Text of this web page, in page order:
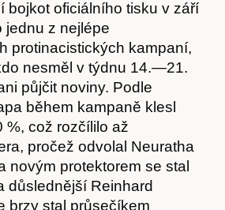
O nás
bojkot oficiálního tisku v září
jednu z nejlépe
protinacistických kampaní,
nesměl v týdnu 14.—21.
půjčit noviny. Podle
během kampaně klesl
%, což rozčílilo až
pročež odvolal Neuratha
novým protektorem se stal
důslednější Reinhard
brzy stal průsečíkem